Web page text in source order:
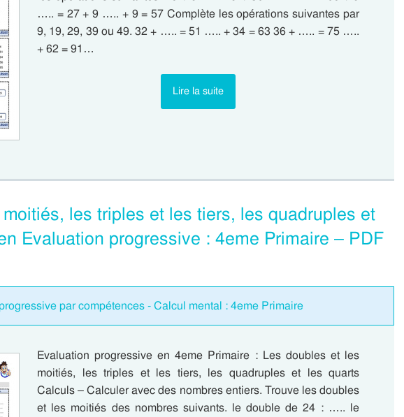
….. = 27 + 9 ….. + 9 = 57 Complète les opérations suivantes par
9, 19, 29, 39 ou 49. 32 + ….. = 51 ….. + 34 = 63 36 + ….. = 75 …..
+ 62 = 91…
Lire la suite
les triples et les tiers, les quadruples et
Evaluation progressive : 4eme Primaire – PDF
par compétences - Calcul mental : 4eme Primaire
Evaluation progressive en 4eme Primaire : Les doubles et les
moitiés, les triples et les tiers, les quadruples et les quarts
Calculs – Calculer avec des nombres entiers. Trouve les doubles
et les moitiés des nombres suivants. le double de 24 : ….. le